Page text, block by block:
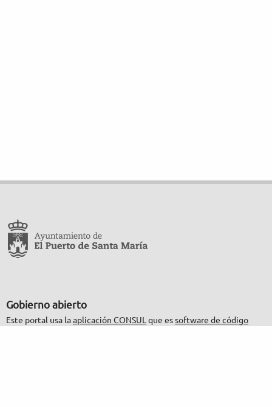
Gobierno abierto
Este portal usa laaplicación CONSUL que essoftware de código